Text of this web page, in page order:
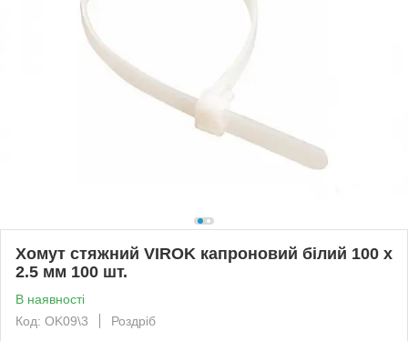
Хомут стяжний VIROK капроновий білий 100 х
2.5 мм 100 шт.
В наявності
Код: OK09\3
Роздріб